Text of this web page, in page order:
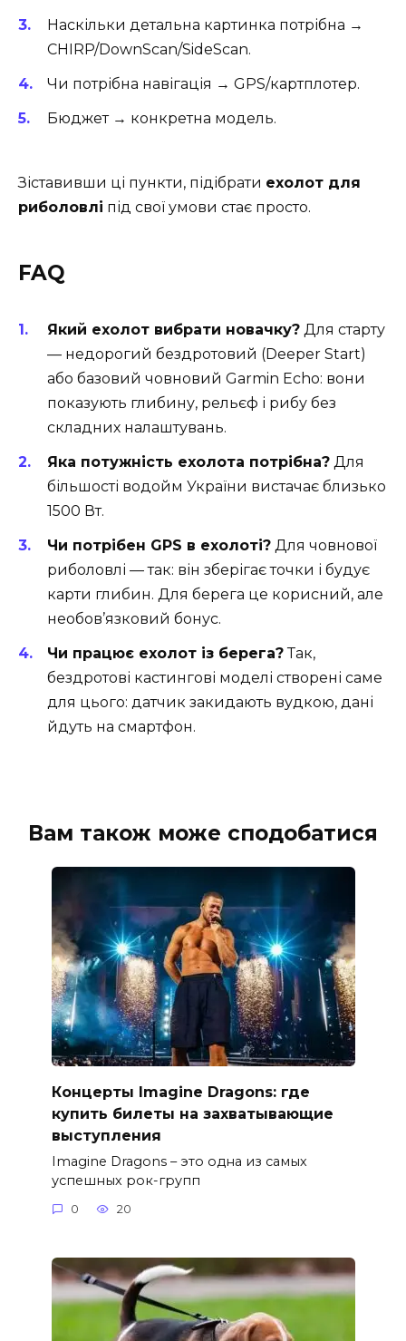
Наскільки детальна картинка потрібна →
CHIRP/DownScan/SideScan.
Чи потрібна навігація → GPS/картплотер.
Бюджет → конкретна модель.
Зіставивши ці пункти, підібрати ехолот для
риболовлі під свої умови стає просто.
FAQ
Який ехолот вибрати новачку? Для старту
— недорогий бездротовий (Deeper Start)
або базовий човновий Garmin Echo: вони
показують глибину, рельєф і рибу без
складних налаштувань.
Яка потужність ехолота потрібна? Для
більшості водойм України вистачає близько
1500 Вт.
Чи потрібен GPS в ехолоті? Для човнової
риболовлі — так: він зберігає точки і будує
карти глибин. Для берега це корисний, але
необов’язковий бонус.
Чи працює ехолот із берега?Так,
бездротові кастингові моделі створені саме
для цього: датчик закидають вудкою, дані
йдуть на смартфон.
Вам також може сподобатися
Концерты Imagine Dragons: где
купить билеты на захватывающие
выступления
Imagine Dragons – это одна из самых
успешных рок-групп
0 20